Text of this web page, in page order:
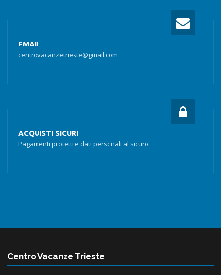
EMAIL
centrovacanzetrieste@gmail.com
ACQUISTI SICURI
Pagamenti protetti e dati personali al sicuro.
Centro Vacanze Trieste